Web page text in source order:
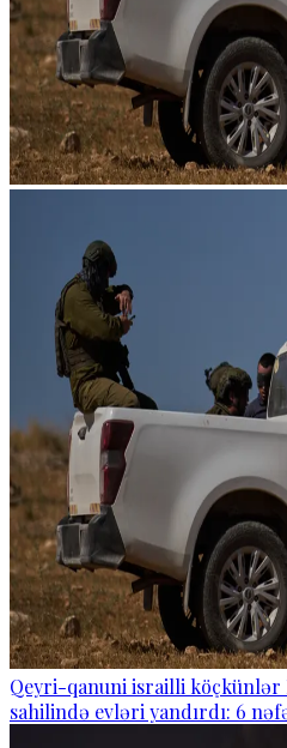
Qeyri-qanuni israilli köçkünlər
sahilində evləri yandırdı: 6